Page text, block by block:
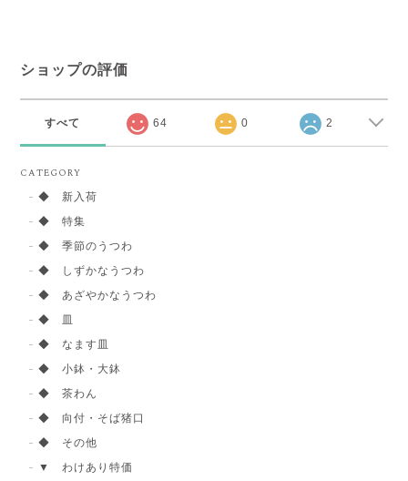
ショップの評価
すべて 64 0 2
CATEGORY
◆ 新入荷
◆ 特集
◆ 季節のうつわ
◆ しずかなうつわ
◆ あざやかなうつわ
◆ 皿
◆ なます皿
◆ 小鉢・大鉢
◆ 茶わん
◆ 向付・そば猪口
◆ その他
▼ わけあり特価